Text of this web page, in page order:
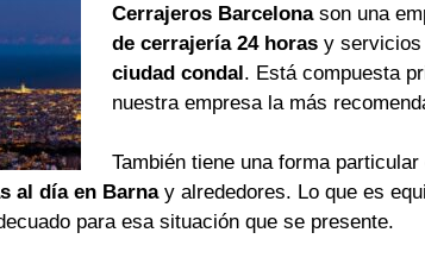
Cerrajeros Barcelonason una
de cerrajería 24 horasy servicios
ciudad condal. Está compuesta
nuestra empresa la más
También tiene una forma
al día en Barnay alrededores. Lo que es
para esa situación que se presente.